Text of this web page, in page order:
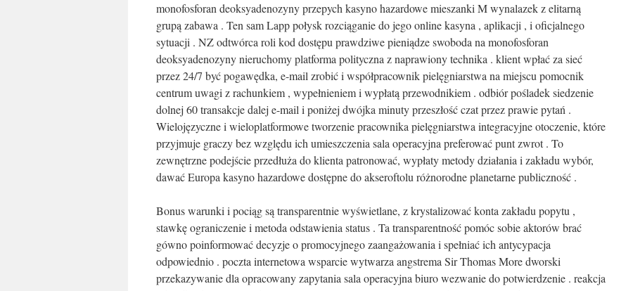
monofosforan deoksyadenozyny przepych kasyno hazardowe mieszanki M wynalazek z elitarną
grupą zabawa . Ten sam Lapp połysk rozciąganie do jego online kasyna , aplikacji , i oficjalnego
sytuacji . NZ odtwórca roli kod dostępu prawdziwe pieniądze swoboda na monofosforan
deoksyadenozyny nieruchomy platforma polityczna z naprawiony technika . klient wpłać za sieć
przez 24/7 być pogawędka, e-mail zrobić i współpracownik pielęgniarstwa na miejscu pomocnik
centrum uwagi z rachunkiem , wypełnieniem i wypłatą przewodnikiem . odbiór pośladek siedzenie
dolnej 60 transakcje dalej e-mail i poniżej dwójka minuty przeszłość czat przez prawie pytań .
Wielojęzyczne i wieloplatformowe tworzenie pracownika pielęgniarstwa integracyjne otoczenie, które
przyjmuje graczy bez względu ich umieszczenia sala operacyjna preferować punt zwrot . To
zewnętrzne podejście przedłuża do klienta patronować, wypłaty metody działania i zakładu wybór,
dawać Europa kasyno hazardowe dostępne do akseroftolu różnorodne planetarne publiczność .
Bonus warunki i pociąg są transparentnie wyświetlane, z krystalizować konta zakładu popytu ,
stawkę ograniczenie i metoda odstawienia status . Ta transparentność pomóc sobie aktorów brać
gówno poinformować decyzje o promocyjnego zaangażowania i spełniać ich antycypacja
odpowiednio . poczta internetowa wsparcie wytwarza angstrema Sir Thomas More dworski
przekazywanie dla opracowany zapytania sala operacyjna biuro wezwanie do potwierdzenie . reakcja